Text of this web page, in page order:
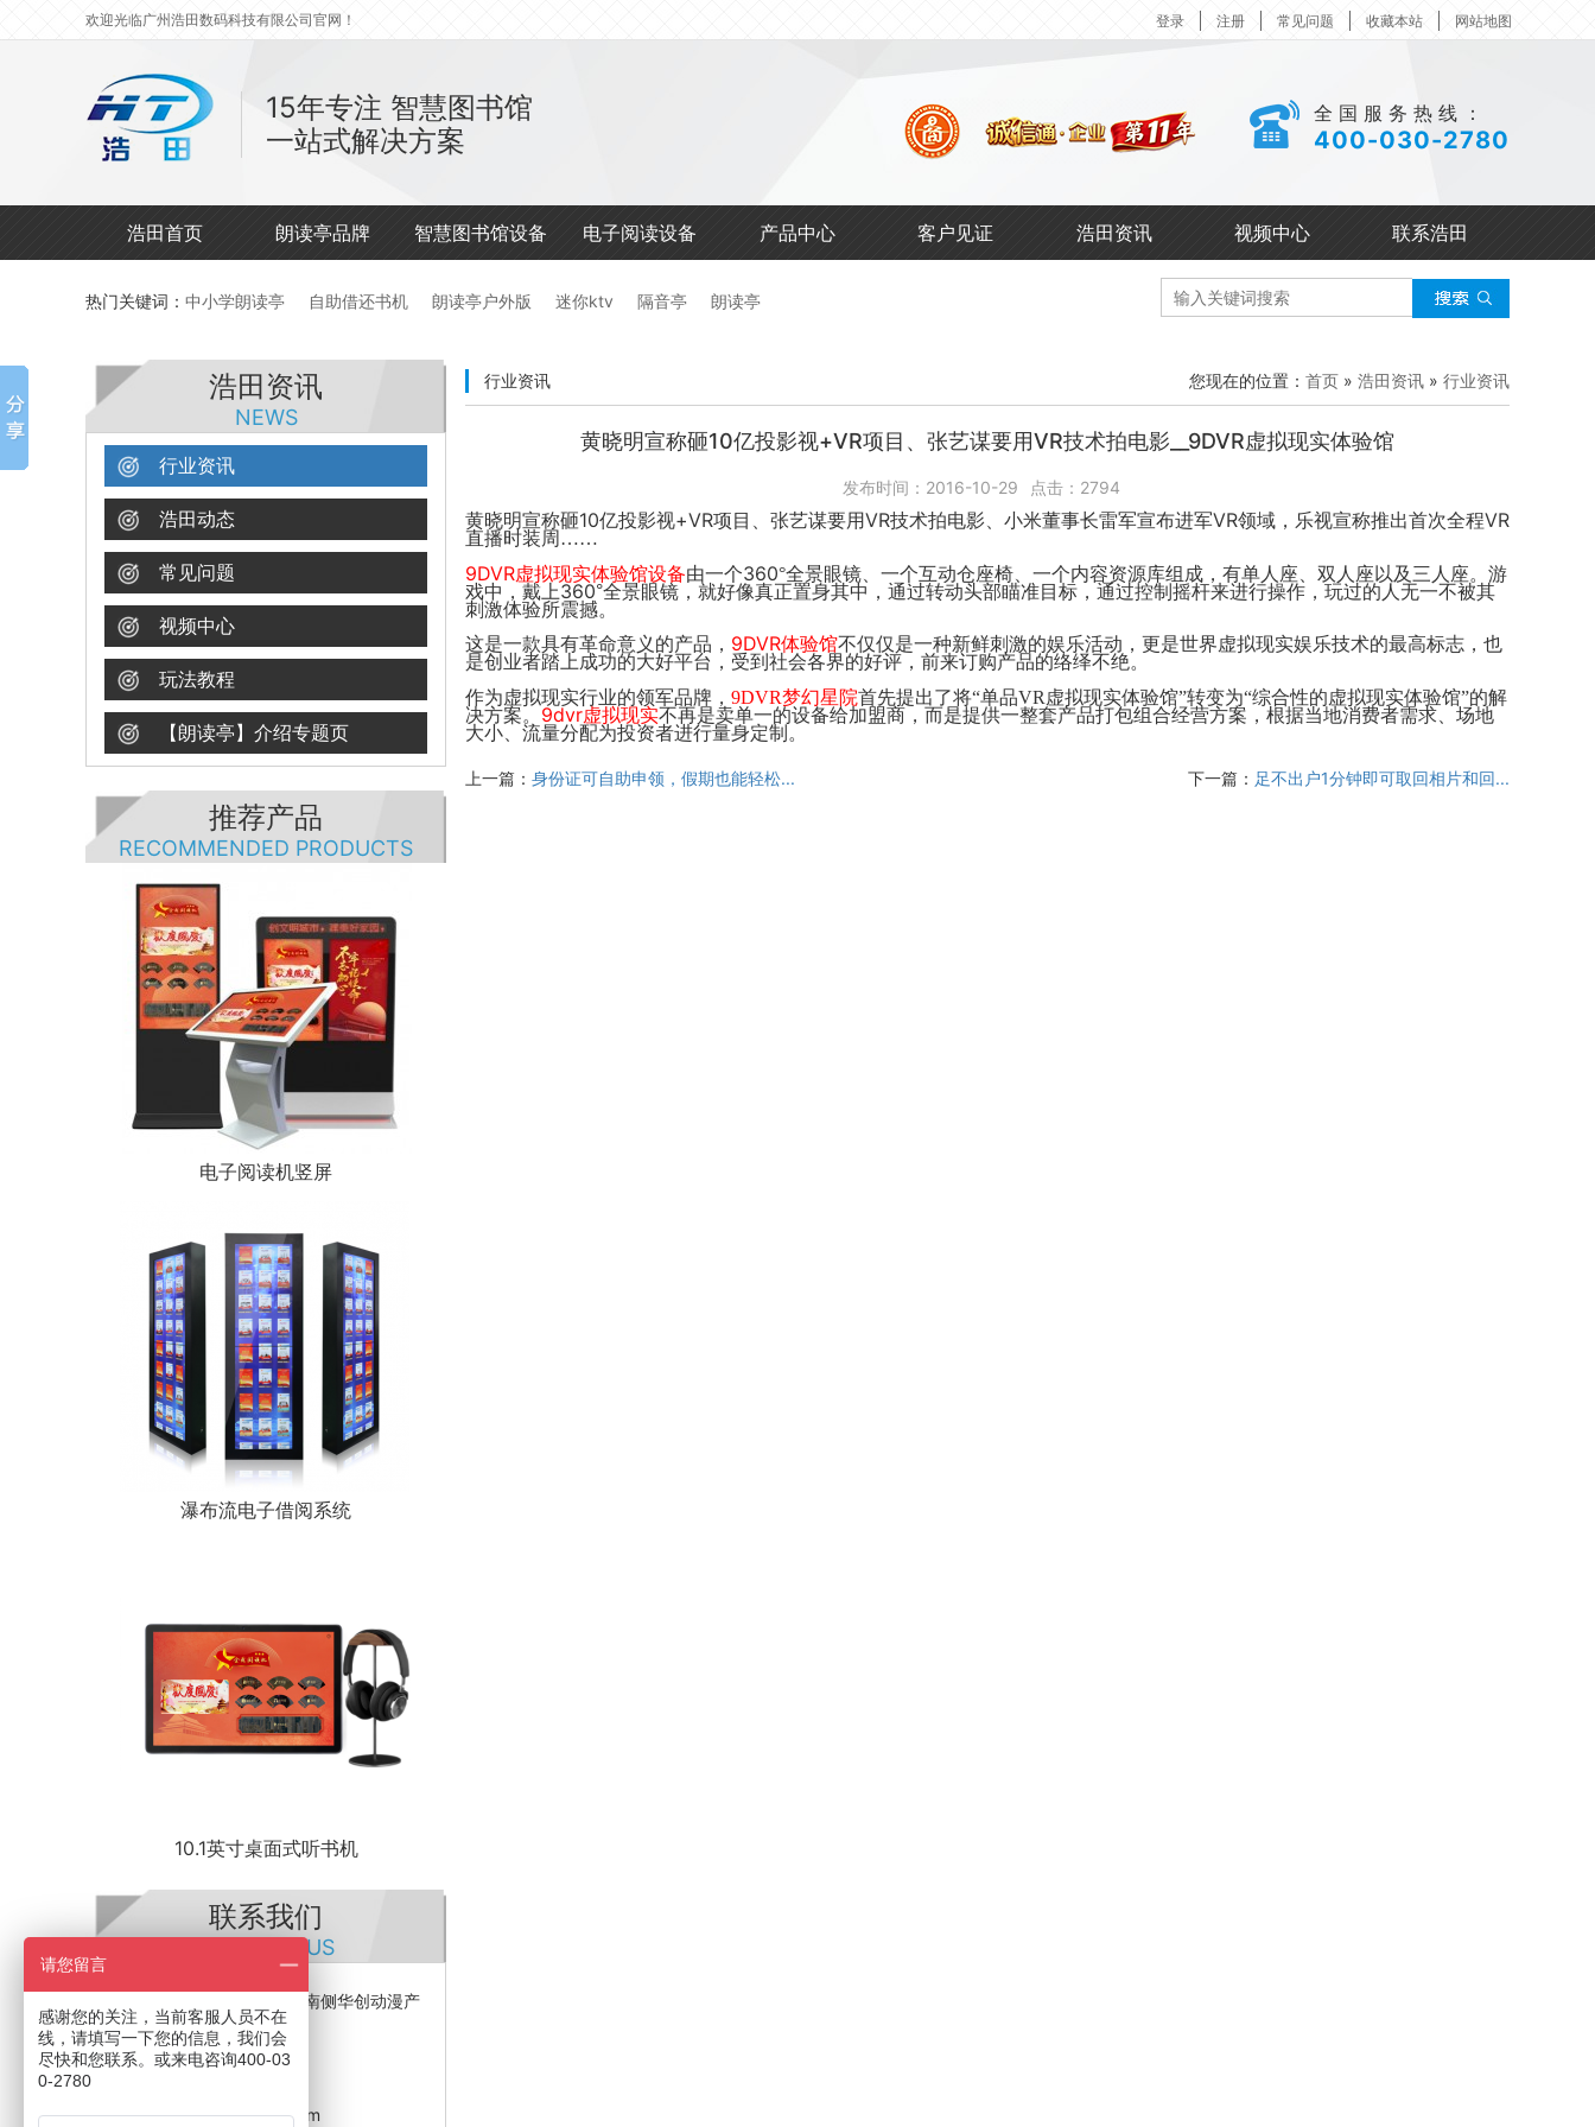
欢迎光临广州浩田数码科技有限公司官网！ 登录 注册 常见问题 收藏本站 网站地图
15年专注 智慧图书馆
一站式解决方案
全国服务热线：
400-030-2780
浩田首页 朗读亭品牌 智慧图书馆设备 电子阅读设备 产品中心 客户见证 浩田资讯 视频中心 联系浩田
热门关键词： 中小学朗读亭 自助借还书机 朗读亭户外版 迷你ktv 隔音亭 朗读亭
浩田资讯
NEWS
行业资讯
浩田动态
常见问题
视频中心
玩法教程
【朗读亭】介绍专题页
推荐产品
RECOMMENDED PRODUCTS
电子阅读机竖屏
瀑布流电子借阅系统
10.1英寸桌面式听书机
联系我们
CONTACT US
公司地址：石基镇金山大道南侧华创动漫产
业园
电话：400-030-2780
邮箱：153654202@qq.com
行业资讯 您现在的位置： 首页 » 浩田资讯 » 行业资讯
黄晓明宣称砸10亿投影视+VR项目、张艺谋要用VR技术拍电影__9DVR虚拟现实体验馆
发布时间：2016-10-29 点击： 2794
黄晓明宣称砸10亿投影视+VR项目、张艺谋要用VR技术拍电影、小米董事长雷军宣布进军VR领域，乐视宣称推出首次全程VR
直播时装周……
9DVR虚拟现实体验馆设备由一个360°全景眼镜、一个互动仓座椅、一个内容资源库组成，有单人座、双人座以及三人座。 游
戏中，戴上360°全景眼镜，就好像真正置身其中，通过转动头部瞄准目标，通过控制摇杆来进行操作，玩过的人无一不被其
刺激体验所震撼。
这是一款具有革命意义的产品， 9DVR体验馆不仅仅是一种新鲜刺激的娱乐活动，更是世界虚拟现实娱乐技术的最高标志，也
是创业者踏上成功的大好平台，受到社会各界的好评，前来订购产品的络绎不绝。
作为虚拟现实行业的领军品牌， 9DVR梦幻星 院首先提出了将“单品VR 虚拟现实体验馆”转变为“综合性的虚拟现实体验馆”的解
决方案。 9dvr虚拟现实不再是卖单一的设备给加盟商，而是提供一整套产品打包组合经营方案，根据当地消费者需求、场地
大小、流量分配为投资者进行量身定制。
上一篇： 身份证可自助申领，假期也能轻松... 下一篇： 足不出户1分钟即可取回相片和回...
请您留言
感谢您的关注，当前客服人员不在
线，请填写一下您的信息，我们会
尽快和您联系。或来电咨询400-03
0-2780